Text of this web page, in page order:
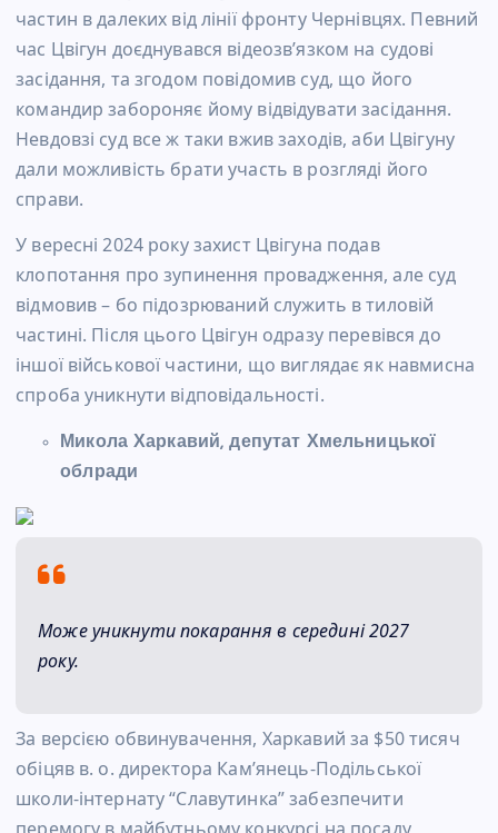
частин в далеких від лінії фронту Чернівцях. Певний
час Цвігун доєднувався відеозвʼязком на судові
засідання, та згодом повідомив суд, що його
командир забороняє йому відвідувати засідання.
Невдовзі суд все ж таки вжив заходів, аби Цвігуну
дали можливість брати участь в розгляді його
справи.
У вересні 2024 року захист Цвігуна подав
клопотання про зупинення провадження, але суд
відмовив – бо підозрюваний служить в тиловій
частині. Після цього Цвігун одразу перевівся до
іншої військової частини, що виглядає як навмисна
спроба уникнути відповідальності.
Микола Харкавий, депутат Хмельницької
облради
Може уникнути покарання в середині 2027
року.
За версією обвинувачення, Харкавий за $50 тисяч
обіцяв в. о. директора Кам’янець-Подільської
школи-інтернату “Славутинка” забезпечити